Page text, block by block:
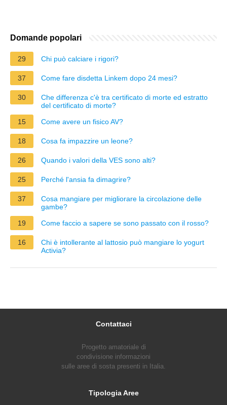
Domande popolari
29 Chi può calciare i rigori?
37 Come fare disdetta Linkem dopo 24 mesi?
30
Che differenza c'è tra certificato di morte ed estratto
del certificato di morte?
15
Come avere un fisico AV?
18 Cosa fa impazzire un leone?
26 Quando i valori della VES sono alti?
25 Perché l'ansia fa dimagrire?
37
Cosa mangiare per migliorare la circolazione delle
gambe?
19
Come faccio a sapere se sono passato con il rosso?
16
Chi è intollerante al lattosio può mangiare lo yogurt
Activia?
Contattaci
Progetto amatoriale di
condivisione informazioni
sulle aree di sosta presenti in Italia.
Tipologia Aree